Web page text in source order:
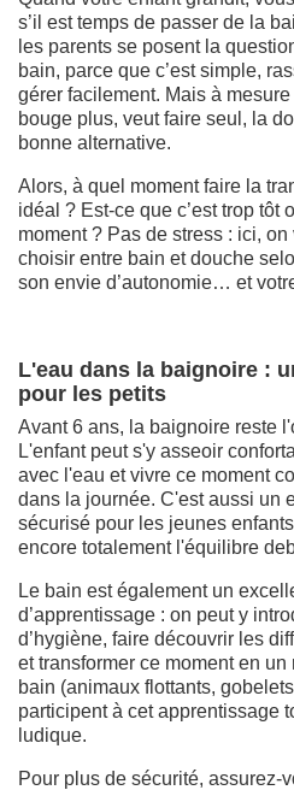
s’il est temps de passer de la
les parents se posent la
bain, parce que c’est simple,
gérer facilement. Mais à
bouge plus, veut faire seul, la
bonne alternative.
Alors, à quel moment faire la
idéal ? Est-ce que c’est trop tôt
moment ? Pas de stress : ici,
choisir entre bain et douche
son envie d’autonomie… et
L'eau dans la baignoire :
pour les petits
Avant 6 ans, la baignoire reste
L'enfant peut s'y asseoir
avec l'eau et vivre ce moment
dans la journée. C'est aussi un
sécurisé pour les jeunes
encore totalement l'équilibre
Le bain est également un
d’apprentissage : on peut y
d’hygiène, faire découvrir les
et transformer ce moment en
bain (animaux flottants,
participent à cet apprentissage
ludique.
Pour plus de sécurité, assurez-